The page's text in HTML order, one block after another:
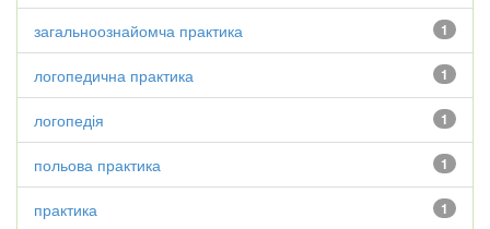
1
загальноознайомча практика
1
логопедична практика
1
логопедія
1
польова практика
1
практика